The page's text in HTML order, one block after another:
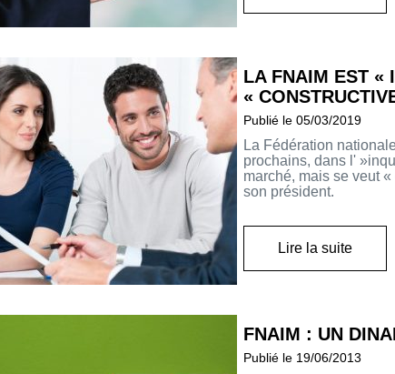
LA FNAIM EST «
«
Publié le 05/03/2019
La Fédération
prochains, dans l'
marché, mais se veut
son président.
Lire la suite
FNAIM : UN
Publié le 19/06/2013